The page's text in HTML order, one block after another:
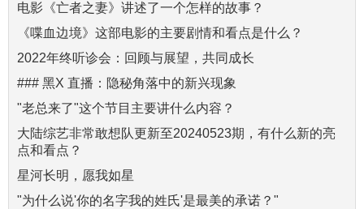
电影《亡者之妻》讲述了一个怎样的故事？
《喋血边境》这部电影的主要剧情和看点是什么？
2022年终听诊会：回顾与展望，共同成长
### 黑X 直播：隐秘角落中的新兴现象
"老总来了"这个节目主要讲什么内容？
大陆综艺非常敢想队更新至20240523期，有什么新的亮
点和看点？
星河长明，愿我如星
"为什么说'你的名字我的姓氏'是最美的承诺？"